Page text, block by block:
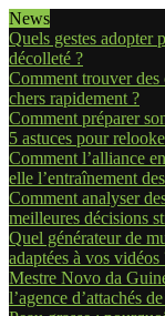
News
Quels gestes adopter
décolleté ?
Comment trouver des
chers rapidement ?
Comment préparer
5 astuces pour
Comment l’alliance
elle l’entraînement
Comment analyser
meilleures décisions
Quel générateur de
adaptées à vos vidéos
Mestre Novo da
l’agence d’attachés